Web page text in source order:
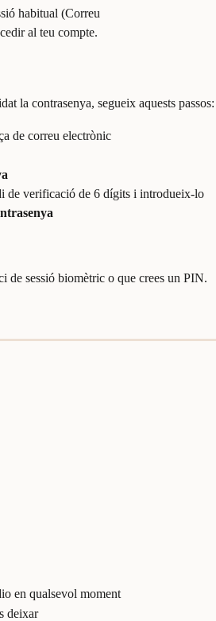
habitual (Correu
al teu compte.
la contrasenya, segueix aquests passos:
de correu electrònic
de verificació de 6 dígits i introdueix-lo
de sessió biomètric o que crees un PIN.
en qualsevol moment
deixar